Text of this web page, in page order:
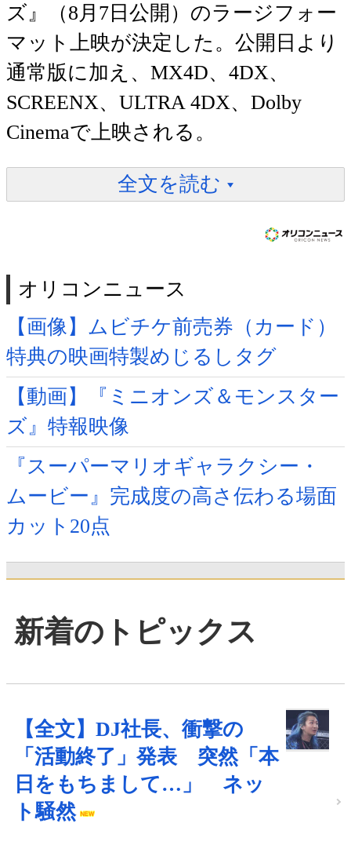
ズ』（8月7日公開）のラージフォー
マット上映が決定した。公開日より
通常版に加え、MX4D、4DX、
SCREENX、ULTRA 4DX、Dolby
Cinemaで上映される。
全文を読む
オリコンニュース
【画像】ムビチケ前売券（カード）
特典の映画特製めじるしタグ
【動画】『ミニオンズ＆モンスター
ズ』特報映像
『スーパーマリオギャラクシー・
ムービー』完成度の高さ伝わる場面
カット20点
新着のトピックス
【全文】DJ社長、衝撃の
「活動終了」発表 突然「本
日をもちまして…」 ネッ
ト騒然